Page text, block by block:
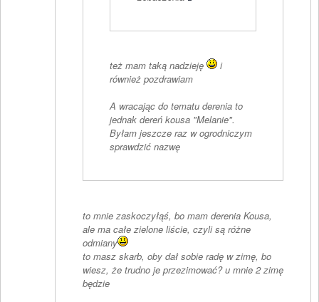
też mam taką nadzieję
i
również pozdrawiam
A wracając do tematu derenia to
jednak dereń kousa "Melanie".
Byłam jeszcze raz w ogrodniczym
sprawdzić nazwę
to mnie zaskoczyłąś, bo mam derenia Kousa,
ale ma całe zielone liście, czyli są różne
odmiany
to masz skarb, oby dał sobie radę w zimę, bo
wiesz, że trudno je przezimować? u mnie 2 zimę
będzie